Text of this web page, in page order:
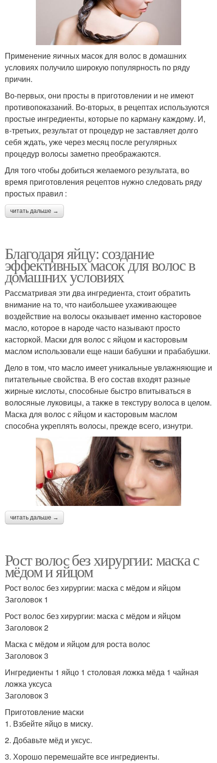
Применение яичных масок для волос в домашних
условиях получило широкую популярность по ряду
причин.
Во-первых, они просты в приготовлении и не имеют
противопоказаний. Во-вторых, в рецептах используются
простые ингредиенты, которые по карману каждому. И,
в-третьих, результат от процедур не заставляет долго
себя ждать, уже через месяц после регулярных
процедур волосы заметно преображаются.
Для того чтобы добиться желаемого результата, во
время приготовления рецептов нужно следовать ряду
простых правил :
читать дальше →
Благодаря яйцу: создание
эффективных масок для волос в
домашних условиях
Рассматривая эти два ингредиента, стоит обратить
внимание на то, что наибольшее ухаживающее
воздействие на волосы оказывает именно касторовое
масло, которое в народе часто называют просто
касторкой. Маски для волос с яйцом и касторовым
маслом использовали еще наши бабушки и прабабушки.
Дело в том, что масло имеет уникальные увлажняющие и
питательные свойства. В его состав входят разные
жирные кислоты, способные быстро впитываться в
волосяные луковицы, а также в текстуру волоса в целом.
Маска для волос с яйцом и касторовым маслом
способна укреплять волосы, прежде всего, изнутри.
читать дальше →
Рост волос без хирургии: маска с
мёдом и яйцом
Рост волос без хирургии: маска с мёдом и яйцом
Заголовок 1
Рост волос без хирургии: маска с мёдом и яйцом
Заголовок 2
Маска с мёдом и яйцом для роста волос
Заголовок 3
Ингредиенты 1 яйцо 1 столовая ложка мёда 1 чайная
ложка уксуса
Заголовок 3
Приготовление маски
1. Взбейте яйцо в миску.
2. Добавьте мёд и уксус.
3. Хорошо перемешайте все ингредиенты.